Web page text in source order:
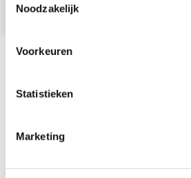
en de bewaartermijnen per
gegevensverwerking staat in de
Noodzakelijk
Voorkeuren
Statistieken
Marketing
Online aanbieder medicijnen
webshop mag verkopen.
⁠Verantwoorde zorg, ⁠ook